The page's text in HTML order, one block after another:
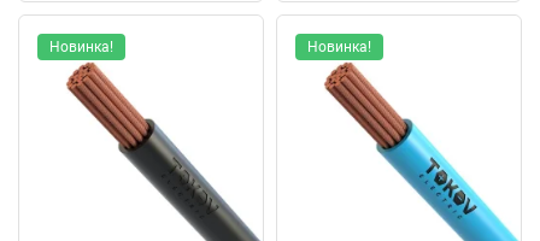
Новинка! Новинка!